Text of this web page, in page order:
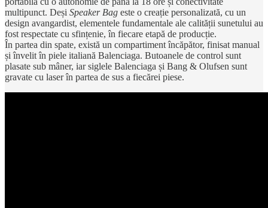
multipunct. Deși Speaker Bag este o creație personalizată, cu un
design avangardist, elementele fundamentale ale calității sunetului au
fost respectate cu sfințenie, în fiecare etapă de producție.
În partea din spate, există un compartiment încăpător, finisat manual
și învelit în piele italiană Balenciaga. Butoanele de control sunt
plasate sub mâner, iar siglele Balenciaga și Bang & Olufsen sunt
gravate cu laser în partea de sus a fiecărei piese.